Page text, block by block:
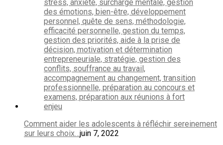
Comment aider les adolescents à réfléchir sereinement
sur leurs choix…juin 7, 2022